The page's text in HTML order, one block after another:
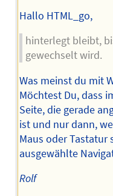
Hallo HTML_go,
hinterlegt bleibt,
gewechselt wird.
Was meinst du mit
Möchtest Du, dass
Seite, die gerade
ist und nur dann,
Maus oder Tastatur
ausgewählte
Rolf